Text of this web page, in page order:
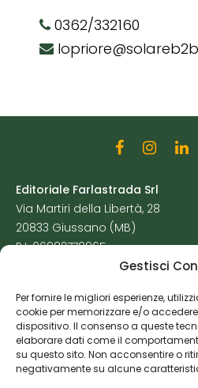
Gestisci
Per fornire le migliori esperienze,
cookie per memorizzare e/o
dispositivo. Il consenso a queste
elaborare dati come il
su questo sito. Non acconsentire o
negativamente su alcune
0362/332160
Editoriale Farlastrada Srl
Via Martiri della Libertà, 28
20833 Giussano (MB)
P.I. 06982770965
Cookie Policy
Risorse Aggiuntive